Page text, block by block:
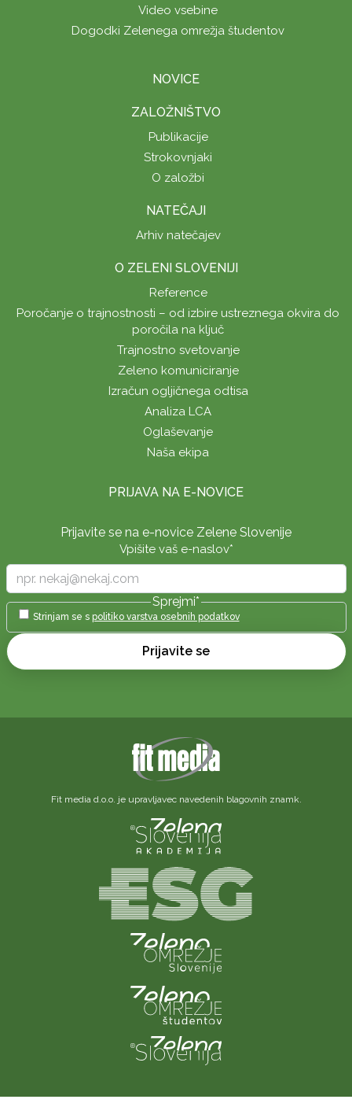
Video vsebine
Dogodki Zelenega omrežja študentov
NOVICE
ZALOŽNIŠTVO
Publikacije
Strokovnjaki
O založbi
NATEČAJI
Arhiv natečajev
O ZELENI SLOVENIJI
Reference
Poročanje o trajnostnosti – od izbire ustreznega okvira do
poročila na ključ
Trajnostno svetovanje
Zeleno komuniciranje
Izračun ogljičnega odtisa
Analiza LCA
Oglaševanje
Naša ekipa
PRIJAVA NA E-NOVICE
Prijavite se na e-novice Zelene Slovenije
Vpišite vaš e-naslov*
Sprejmi*
Strinjam se s politiko varstva osebnih podatkov
Prijavite se
Fit media d.o.o. je upravljavec navedenih blagovnih znamk.